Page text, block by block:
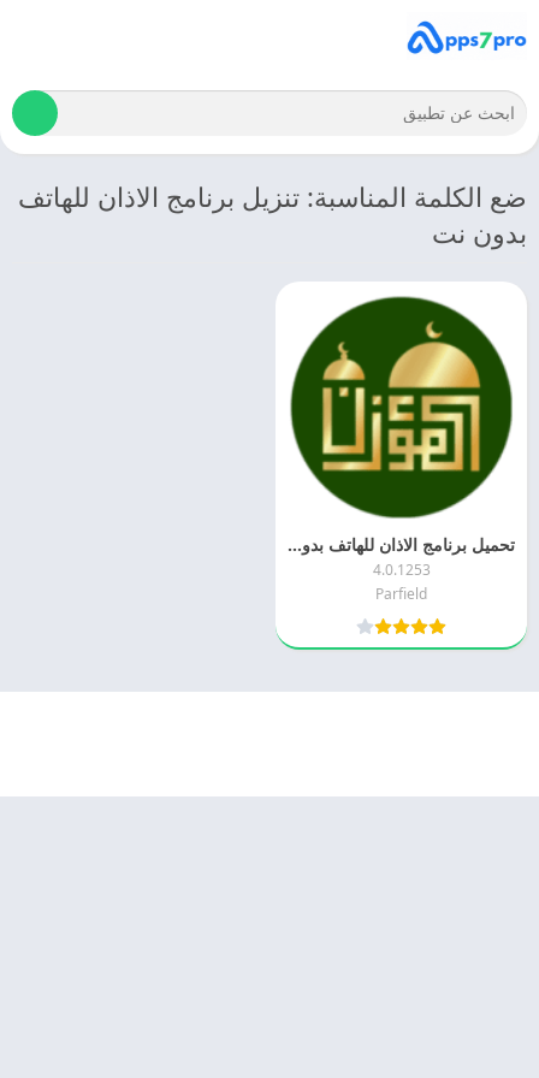
ضع الكلمة المناسبة: تنزيل برنامج الاذان للهاتف
بدون نت
تحميل برنامج الاذان للهاتف بدون نت 2024 Al Moazin APK اخر اصدار مجانا
4.0.1253
Parfield